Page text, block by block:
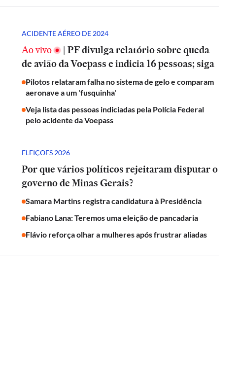
ACIDENTE AÉREO DE 2024
Ao vivo | PF divulga relatório sobre queda
de avião da Voepass e indicia 16 pessoas; siga
Pilotos relataram falha no sistema de gelo e comparam
aeronave a um 'fusquinha'
Veja lista das pessoas indiciadas pela Polícia Federal
pelo acidente da Voepass
ELEIÇÕES 2026
Por que vários políticos rejeitaram disputar o
governo de Minas Gerais?
Samara Martins registra candidatura à Presidência
Fabiano Lana: Teremos uma eleição de pancadaria
Flávio reforça olhar a mulheres após frustrar aliadas